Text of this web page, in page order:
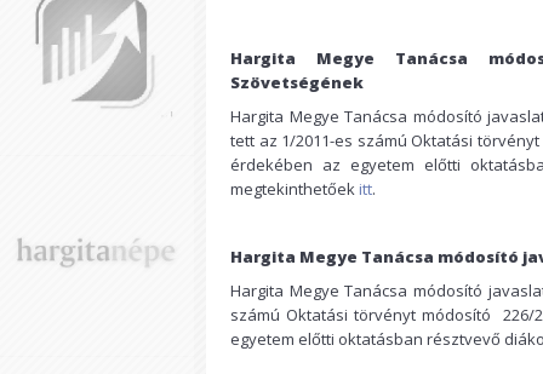
Hargita Megye Tanácsa
Szövetségének
Hargita Megye Tanácsa módosító
tett az 1/2011-es számú Oktatási
érdekében az egyetem előtti
megtekinthetőek itt.
Hargita Megye Tanácsa módosító
Hargita Megye Tanácsa módosító
számú Oktatási törvényt módosító 226/
egyetem előtti oktatásban résztvevő